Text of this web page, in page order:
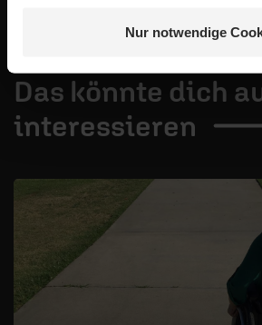
Nur notwendige
Das könnte dich
interessieren